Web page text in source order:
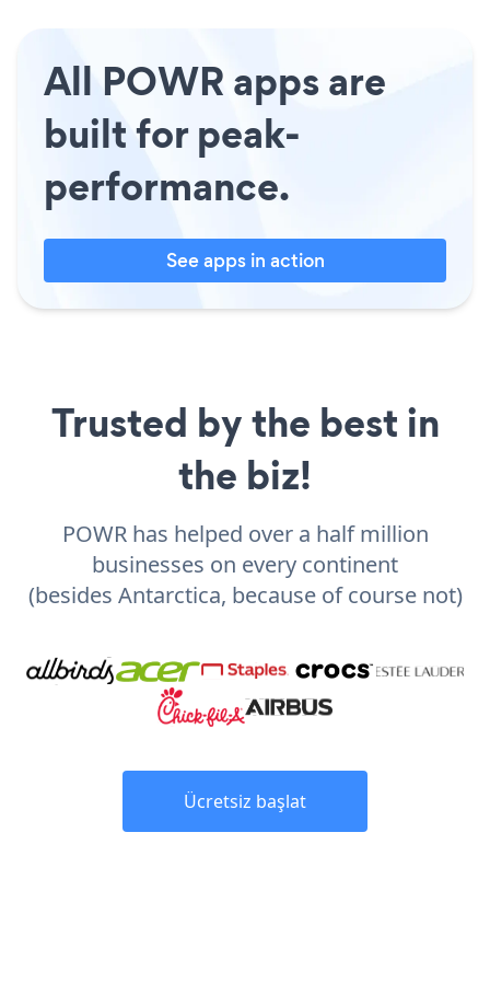
All POWR apps are
built for peak-
performance.
See apps in action
Trusted by the best in
the biz!
POWR has helped over a half million
businesses on every continent
(besides Antarctica, because of course not)
Ücretsiz başlat